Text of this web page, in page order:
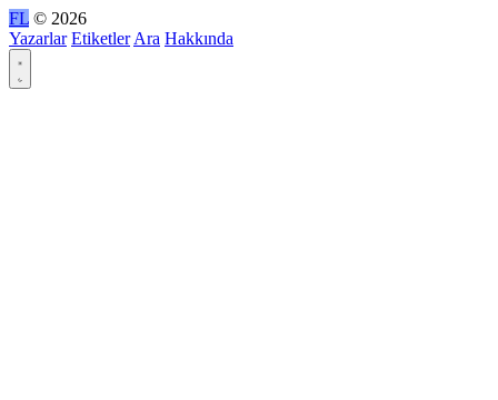
FL © 2026
Yazarlar EtiketlerAra Hakkında